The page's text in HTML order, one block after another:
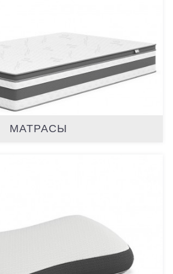
МАТРАСЫ